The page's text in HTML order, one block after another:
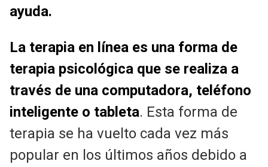
ayuda.
La terapia en línea es una forma de
terapia psicológica que se realiza a
través de una computadora, teléfono
inteligente o tableta. Esta forma de
terapia se ha vuelto cada vez más
popular en los últimos años debido a